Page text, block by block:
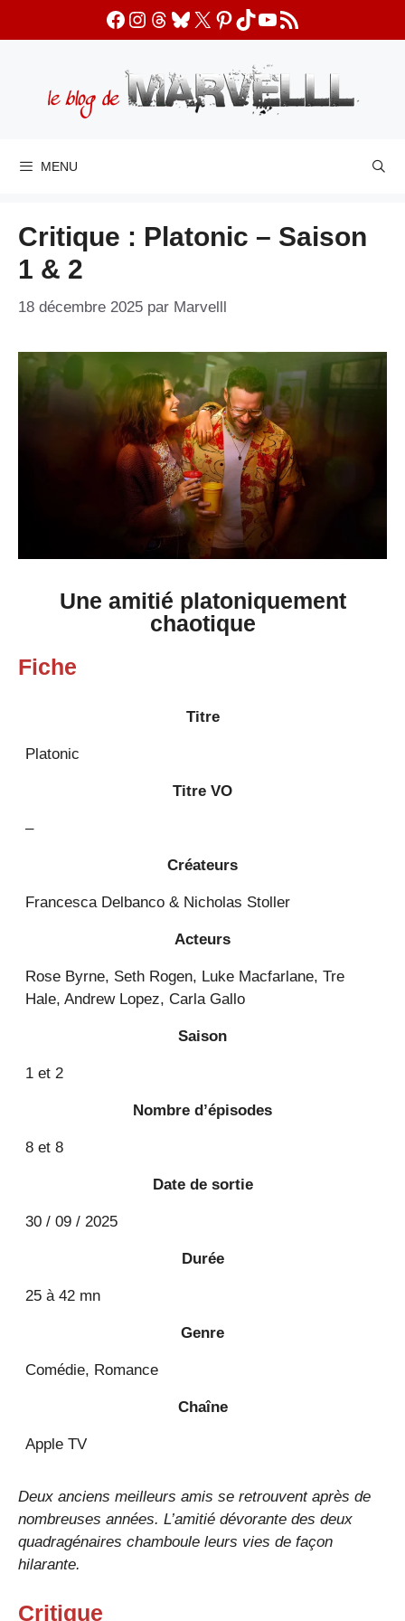
Facebook
Instagram
Threads
Bluesky
X Pinterest
TikTok
YouTube
Flux RSS
MENU
Critique : Platonic – Saison
1 & 2
18 décembre 2025 par Marvelll
Une amitié platoniquement
chaotique
Fiche
Titre
Platonic
Titre VO
–
Créateurs
Francesca Delbanco & Nicholas Stoller
Acteurs
Rose Byrne, Seth Rogen, Luke Macfarlane, Tre
Hale, Andrew Lopez, Carla Gallo
Saison
1 et 2
Nombre d’épisodes
8 et 8
Date de sortie
30 / 09 / 2025
Durée
25 à 42 mn
Genre
Comédie, Romance
Chaîne
Apple TV
Deux anciens meilleurs amis se retrouvent après de
nombreuses années. L’amitié dévorante des deux
quadragénaires chamboule leurs vies de façon
hilarante.
Critique